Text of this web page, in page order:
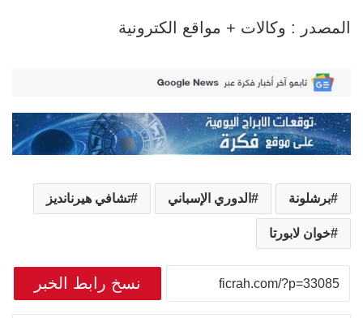
المصدر : وكالات + مواقع الكترونية
برشلونة الدوري الإسباني تشافي هيرنانديز
خوان لابورتا
نسخ رابط الخبر